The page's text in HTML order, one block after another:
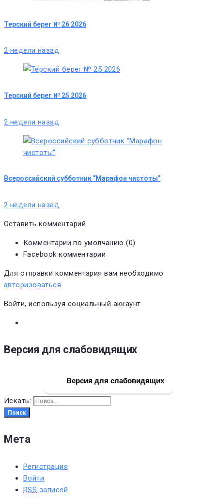
Терский берег № 26 2026
2 недели назад
Терский берег № 25 2026
2 недели назад
Всероссийский субботник "Марафон чистоты"
2 недели назад
Оставить комментарий
Комментарии по умолчанию (0)
Facebook комментарии
Для отправки комментария вам необходимо
авторизоваться.
Войти, используя социальный аккаунт
Версия для слабовидящих
Версия для слабовидящих
Искать:
Поиск
Мета
Регистрация
Войти
RSS записей